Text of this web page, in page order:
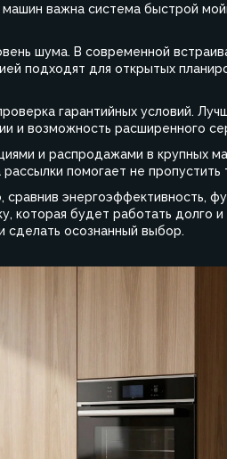
важна система быстрой
шума. В современной
подходят для открытых
гарантийных условий.
и возможность расширенного
и распродажами в крупных
помогает не
сравнив энергоэффективность,
которая будет работать долго и
сделать осознанный выбор.